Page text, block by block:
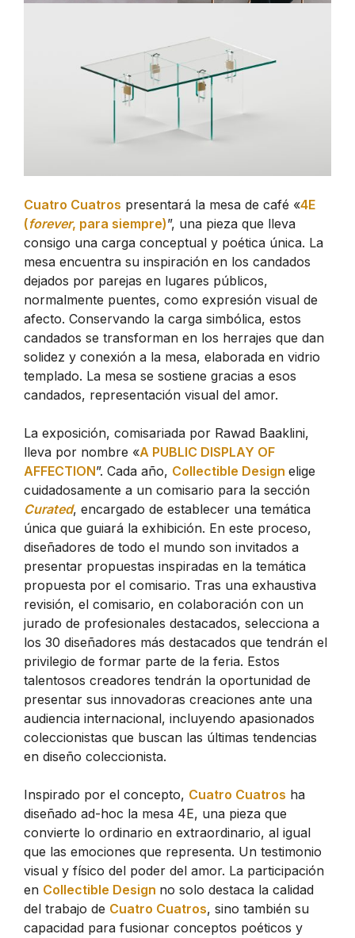
Cuatro Cuatros presentará la mesa de café «4E
(forever, para siempre)”, una pieza que lleva
consigo una carga conceptual y poética única. La
mesa encuentra su inspiración en los candados
dejados por parejas en lugares públicos,
normalmente puentes, como expresión visual de
afecto. Conservando la carga simbólica, estos
candados se transforman en los herrajes que dan
solidez y conexión a la mesa, elaborada en vidrio
templado. La mesa se sostiene gracias a esos
candados, representación visual del amor.
La exposición, comisariada por Rawad Baaklini,
lleva por nombre «A PUBLIC DISPLAY OF
AFFECTION”. Cada año, Collectible Design elige
cuidadosamente a un comisario para la sección
Curated, encargado de establecer una temática
única que guiará la exhibición. En este proceso,
diseñadores de todo el mundo son invitados a
presentar propuestas inspiradas en la temática
propuesta por el comisario. Tras una exhaustiva
revisión, el comisario, en colaboración con un
jurado de profesionales destacados, selecciona a
los 30 diseñadores más destacados que tendrán el
privilegio de formar parte de la feria. Estos
talentosos creadores tendrán la oportunidad de
presentar sus innovadoras creaciones ante una
audiencia internacional, incluyendo apasionados
coleccionistas que buscan las últimas tendencias
en diseño coleccionista.
Inspirado por el concepto, Cuatro Cuatros ha
diseñado ad-hoc la mesa 4E, una pieza que
convierte lo ordinario en extraordinario, al igual
que las emociones que representa. Un testimonio
visual y físico del poder del amor. La participación
en Collectible Design no solo destaca la calidad
del trabajo de Cuatro Cuatros, sino también su
capacidad para fusionar conceptos poéticos y